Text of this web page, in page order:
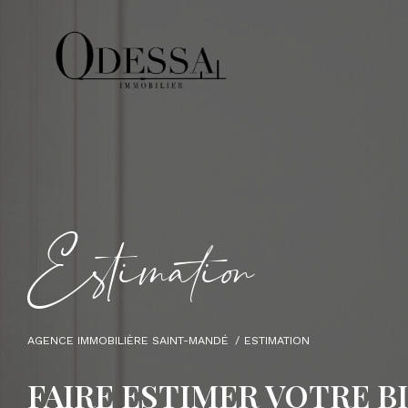
Esimaio
AGENCE IMMOBILIÈRE SAINT-MANDÉ ESTIMATION
FAIRE ESTIMER VOTRE